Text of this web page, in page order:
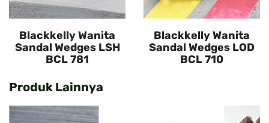
Blackkelly Wanita
Sandal Wedges LSH
BCL 781
Blackkelly Wanita
Sandal Wedges LOD
BCL 710
Produk Lainnya